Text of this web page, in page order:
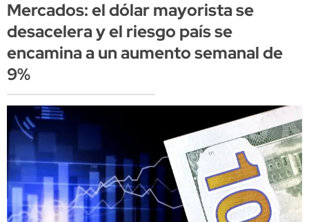
Mercados: el dólar mayorista se
desacelera y el riesgo país se
encamina a un aumento semanal de
9%